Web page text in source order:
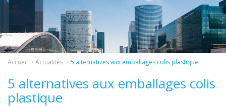
Accueil Actualités 5 alternatives aux emballages colis plastique
5 alternatives aux emballages colis
plastique